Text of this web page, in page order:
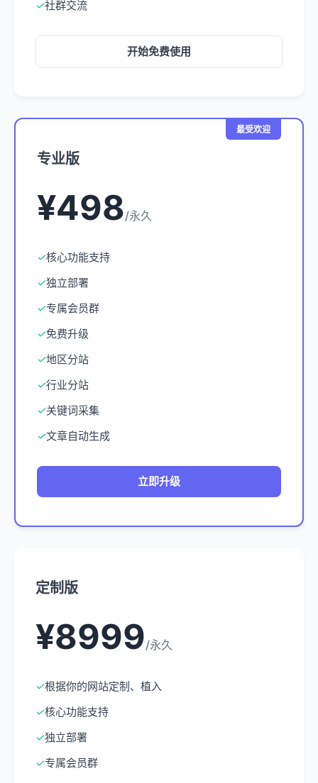
✓社群交流
开始免费使用
最受欢迎
专业版
¥498/永久
✓核心功能支持
✓独立部署
✓专属会员群
✓免费升级
✓地区分站
✓行业分站
✓关键词采集
✓文章自动生成
立即升级
定制版
¥8999/永久
✓根据你的网站定制、植入
✓核心功能支持
✓独立部署
✓专属会员群